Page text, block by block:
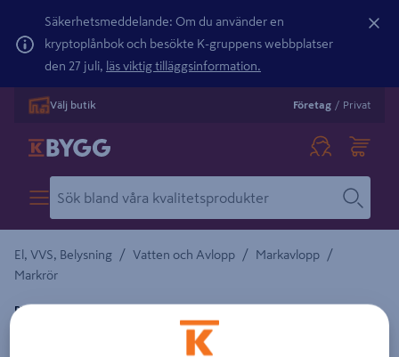
Säkerhetsmeddelande: Om du använder en
kryptoplånbok och besökte K-gruppens webbplatser
den 27 juli, läs viktig tilläggsinformation.
Välj butik Företag / Privat
El, VVS, Belysning / Vatten och Avlopp / Markavlopp /
Markrör
MARKRÖR PVC 1-M 250X3M 2350239
PIPELIFE